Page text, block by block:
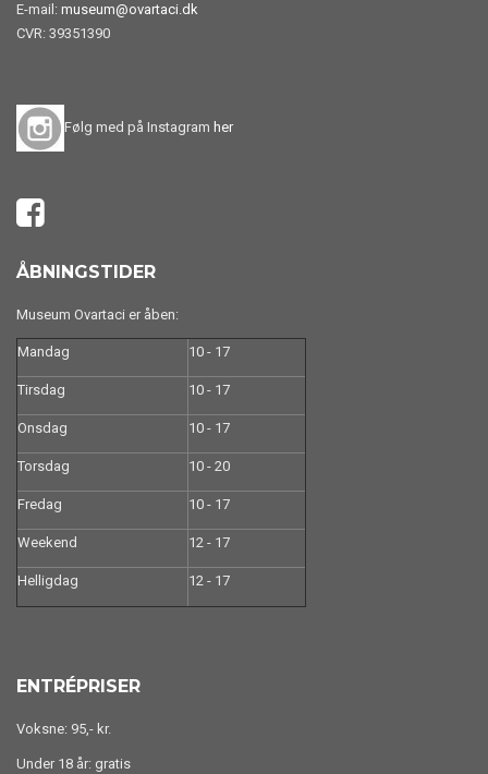
E-mail: museum@ovartaci.dk
CVR: 39351390
Følg med på Instagram her
ÅBNINGSTIDER
Museum Ovartaci er åben:
Mandag 10 - 17
Tirsdag 10 - 17
Onsdag 10 - 17
Torsdag 10 - 20
Fredag 10 - 17
Weekend 12 - 17
Helligdag 12 - 17
ENTRÉPRISER
Voksne: 95,- kr.
Under 18 år: gratis